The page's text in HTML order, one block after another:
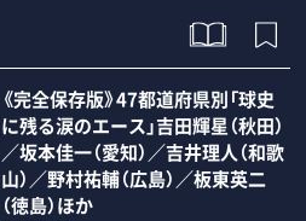
《完全保存版》47都道府県別「球史
に残る涙のエース」吉田輝星（秋田）
／坂本佳一（愛知）／吉井理人（和歌
山）／野村祐輔（広島）／板東英二
（徳島）ほか